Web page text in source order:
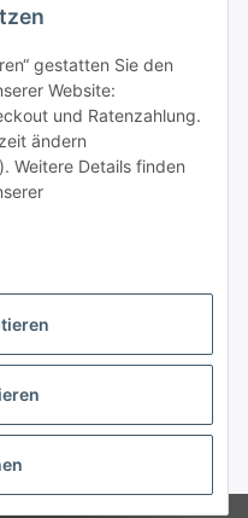
Versand
gestatten Sie den
Website:
und Ratenzahlung.
ändern
Weitere Details finden